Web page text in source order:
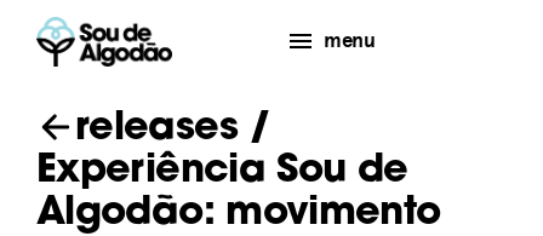
menu
releases/
Experiência Sou de
Algodão: movimento